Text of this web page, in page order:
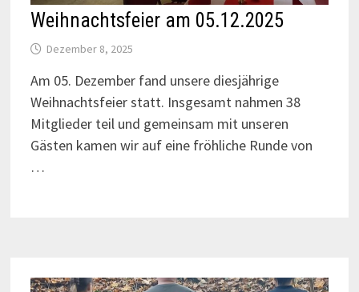
Weihnachtsfeier am 05.12.2025
Dezember 8, 2025
Am 05. Dezember fand unsere diesjährige
Weihnachtsfeier statt. Insgesamt nahmen 38
Mitglieder teil und gemeinsam mit unseren
Gästen kamen wir auf eine fröhliche Runde von
…